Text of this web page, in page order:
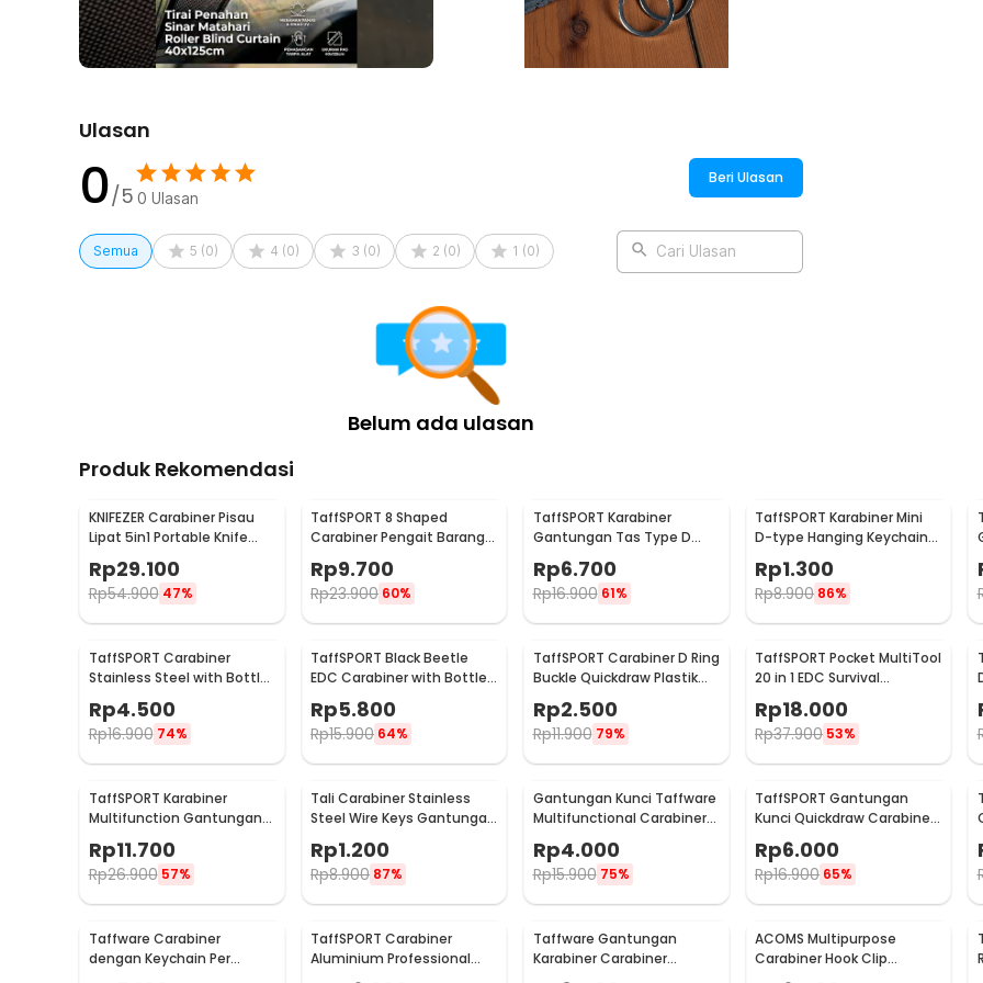
1 x Taffware Gantungan Kunci Carabiner Keychain Double Ring Zinc Alloy - SN09
Ulasan
0/5 0 Ulasan
Beri Ulasan
Semua 5 (0) 4 (0) 3 (0) 2 (0) 1 (0) Cari Ulasan
Belum ada ulasan
Produk Rekomendasi
KNIFEZER Carabiner Pisau
Lipat 5in1 Portable Knife
Survival Tool EDC - ED30
Rp29.100
Rp54.900 47%
TaffSPORT 8 Shaped
Carabiner Pengait Barang
Multifungsi 1 PCS - AT30
Rp9.700
Rp23.900 60%
TaffSPORT Karabiner
Gantungan Tas Type D
Quickdraw Outdoor
Aluminium - AT12
Rp6.700
Rp16.900 61%
TaffSPORT Karabiner Mini
D-type Hanging Keychain
EDC Outdoor Metal - AT36
Rp1.300
Rp8.900 86%
TaffSPORT Carabiner
Stainless Steel with Bottle
Opener - ED25
Rp4.500
Rp16.900 74%
TaffSPORT Black Beetle
EDC Carabiner with Bottle
Opener - ED11
Rp5.800
Rp15.900 64%
TaffSPORT Carabiner D Ring
Buckle Quickdraw Plastik
Tactical Outdoor - AT35
Rp2.500
Rp11.900 79%
TaffSPORT Pocket MultiTool
20 in 1 EDC Survival
Keychain Tool - ED26
Rp18.000
Rp37.900 53%
TaffSPORT Karabiner
Multifunction Gantungan
Kunci Stainless Steel -
ED77
Rp11.700
Rp26.900 57%
Tali Carabiner Stainless
Steel Wire Keys Gantungan
Kunci Koper 1 PCS - 201380
Rp1.200
Rp8.900 87%
Gantungan Kunci Taffware
Multifunctional Carabiner
with Key Chain - SN31
Rp4.000
Rp15.900 75%
TaffSPORT Gantungan
Kunci Quickdraw Carabiner
Tactical Nylon Belt - SN74
Rp6.000
Rp16.900 65%
Taffware Carabiner
dengan Keychain Per
Panjang - SN32
TaffSPORT Carabiner
Aluminium Professional
Heavy-Duty Locking 25kN -
Taffware Gantungan
Karabiner Carabiner
Aluminium Snap Clip Lock 6
ACOMS Multipurpose
Carabiner Hook Clip
Tactical Nylon 1 PCS - HW75